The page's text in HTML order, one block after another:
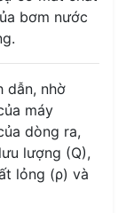
bơm nước
dẫn, nhờ
máy
dòng ra,
lượng (Q),
lỏng (ρ) và